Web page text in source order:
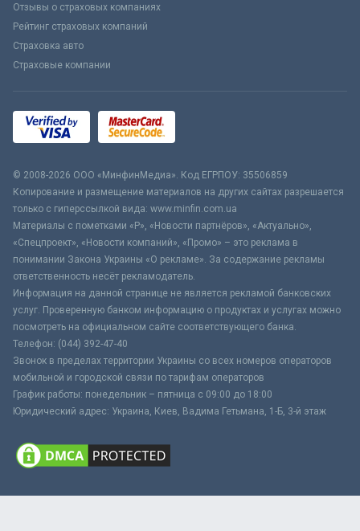
Отзывы о страховых компаниях
Рейтинг страховых компаний
Страховка авто
Страховые компании
© 2008-2026 ООО «МинфинМедиа». Код ЕГРПОУ: 35506859
Копирование и размещение материалов на других сайтах разрешается
только с гиперссылкой вида: www.minfin.com.ua
Материалы с пометками «Р», «Новости партнёров», «Актуально»,
«Спецпроект», «Новости компаний», «Промо» – это реклама в
понимании Закона Украины «О рекламе». За содержание рекламы
ответственность несёт рекламодатель.
Информация на данной странице не является рекламой банковских
услуг. Проверенную банком информацию о продуктах и услугах можно
посмотреть на официальном сайте соответствующего банка.
Телефон: (044) 392-47-40
Звонок в пределах территории Украины со всех номеров операторов
мобильной и городской связи по тарифам операторов
График работы: понедельник – пятница с 09:00 до 18:00
Юридический адрес: Украина, Киев, Вадима Гетьмана, 1-Б, 3-й этаж